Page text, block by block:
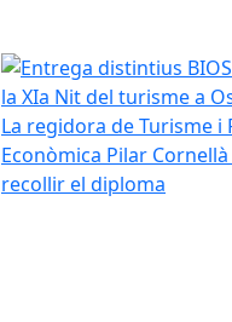
Entrega distintius
La regidora de Turisme i
Econòmica Pilar Cornellà
recollir el diploma